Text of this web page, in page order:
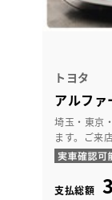
トヨタ
アルフ
埼玉・東京
ます。ご来
支払総額